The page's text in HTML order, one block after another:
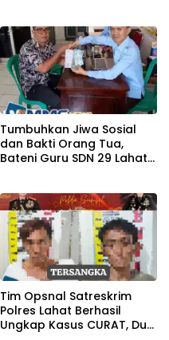
Tumbuhkan Jiwa Sosial
dan Bakti Orang Tua,
Bateni Guru SDN 29 Lahat
Tim Opsnal Satreskrim
Polres Lahat Berhasil
Ungkap Kasus CURAT, Dua